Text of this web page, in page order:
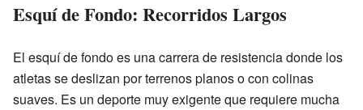
Esquí de Fondo: Recorridos Largos
El esquí de fondo es una carrera de resistencia donde los
atletas se deslizan por terrenos planos o con colinas
suaves. Es un deporte muy exigente que requiere mucha